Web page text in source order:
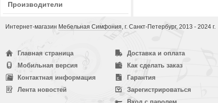
Производители
Интернет-магазин Мебельная Симфония, г. Санкт-Петербург, 2013 - 2024 г.
Главная страница
Мобильная версия
Контактная информация
Лента новостей
Доставка и оплата
Как сделать заказ
Гарантия
Зарегистрироваться